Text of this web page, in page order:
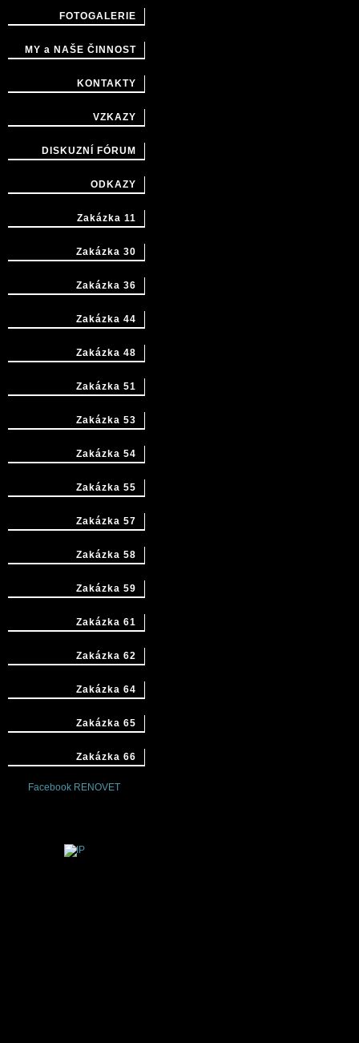
FOTOGALERIE
MY a NAŠE ČINNOST
KONTAKTY
VZKAZY
DISKUZNÍ FÓRUM
ODKAZY
Zakázka 11
Zakázka 30
Zakázka 36
Zakázka 44
Zakázka 48
Zakázka 51
Zakázka 53
Zakázka 54
Zakázka 55
Zakázka 57
Zakázka 58
Zakázka 59
Zakázka 61
Zakázka 62
Zakázka 64
Zakázka 65
Zakázka 66
Facebook RENOVET